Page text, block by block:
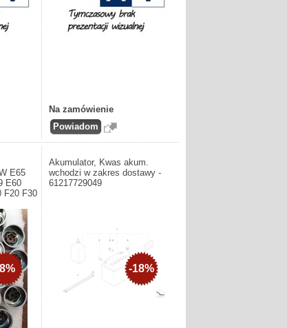
Na zamówienie
E65
E60
F20 F30
Akumulator, Kwas akum.
wchodzi w zakres dostawy -
61217729049
-18%